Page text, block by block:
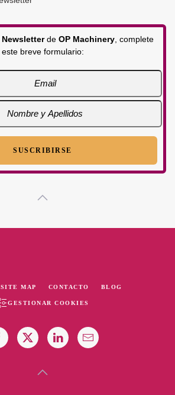
Newsletterde OP Machinery, complete
este breve formulario:
SITE MAP CONTACTO BLOG
GESTIONAR COOKIES